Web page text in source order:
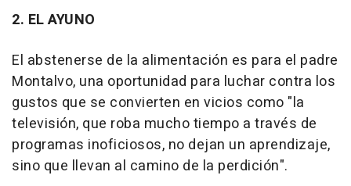
2. EL AYUNO
El abstenerse de la alimentación es para el padre
Montalvo, una oportunidad para luchar contra los
gustos que se convierten en vicios como "la
televisión, que roba mucho tiempo a través de
programas inoficiosos, no dejan un aprendizaje,
sino que llevan al camino de la perdición".